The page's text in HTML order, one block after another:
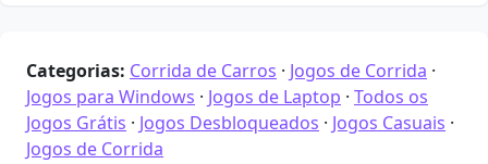
Categorias: Corrida de Carros · Jogos de Corrida ·
Jogos para Windows · Jogos de Laptop · Todos os
Jogos Grátis · Jogos Desbloqueados · Jogos Casuais ·
Jogos de Corrida